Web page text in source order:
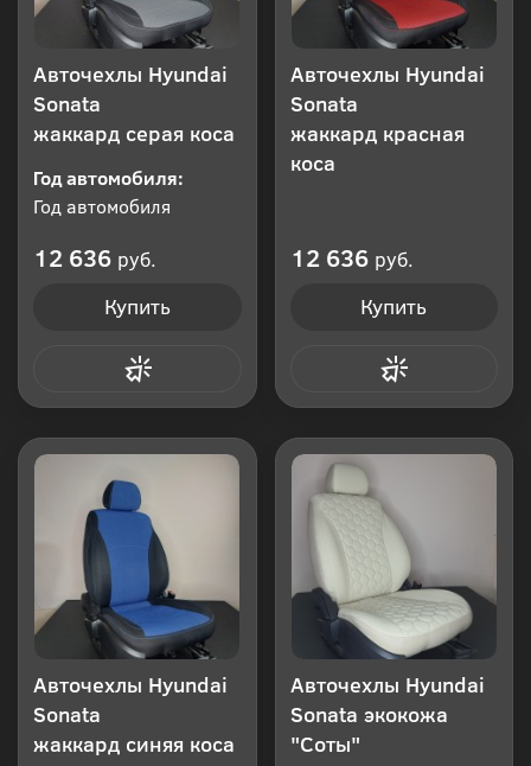
Авточехлы Hyundai
Sonata
жаккард серая коса
Год автомобиля:
Год автомобиля
12 636 руб.
Купить
Авточехлы Hyundai
Sonata
жаккард красная
коса
12 636 руб.
Купить
Авточехлы Hyundai
Sonata
жаккард синяя коса
Авточехлы Hyundai
Sonata экокожа
"Соты"